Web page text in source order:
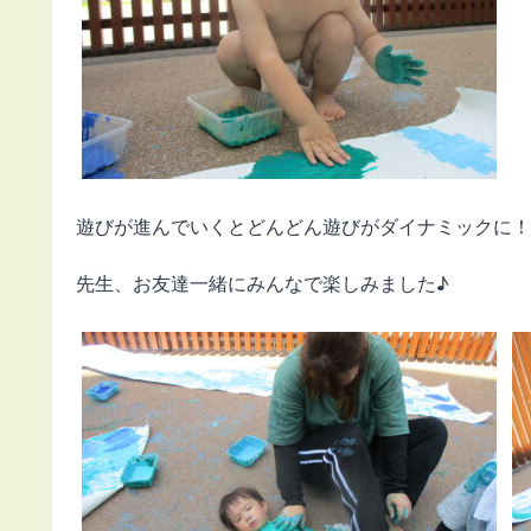
遊びが進んでいくとどんどん遊びがダイナミックに
先生、お友達一緒にみんなで楽しみました♪